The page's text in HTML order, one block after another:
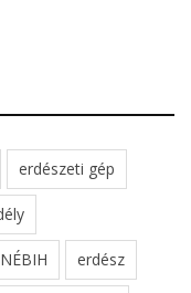
erdészeti gép
NÉBIH erdész